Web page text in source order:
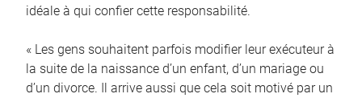
idéale à qui confier cette responsabilité.
« Les gens souhaitent parfois modifier leur exécuteur à
la suite de la naissance d’un enfant, d’un mariage ou
d’un divorce. Il arrive aussi que cela soit motivé par un